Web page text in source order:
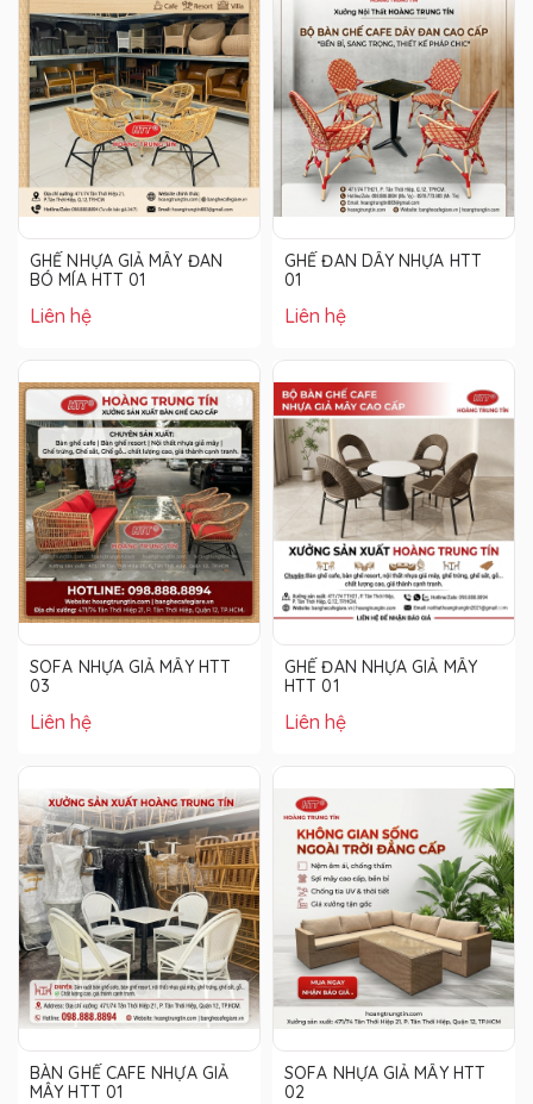
GHẾ NHỰA GIẢ MÂY ĐAN
BÓ MÍA HTT 01
Liên hệ
GHẾ ĐAN DÂY NHỰA HTT
01
Liên hệ
SOFA NHỰA GIẢ MÂY HTT
03
Liên hệ
GHẾ ĐAN NHỰA GIẢ MÂY
HTT 01
Liên hệ
BÀN GHẾ CAFE NHỰA GIẢ
MÂY HTT 01
SOFA NHỰA GIẢ MÂY HTT
02